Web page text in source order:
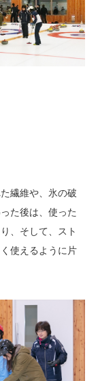
繊維や、氷の破
た後は、使った
、 そして、スト
使えるように片